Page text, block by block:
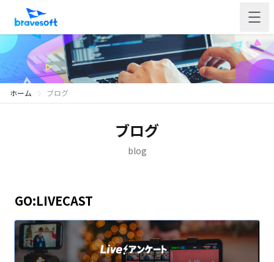
ホーム ブログ
ブログ
blog
GO:LIVECAST